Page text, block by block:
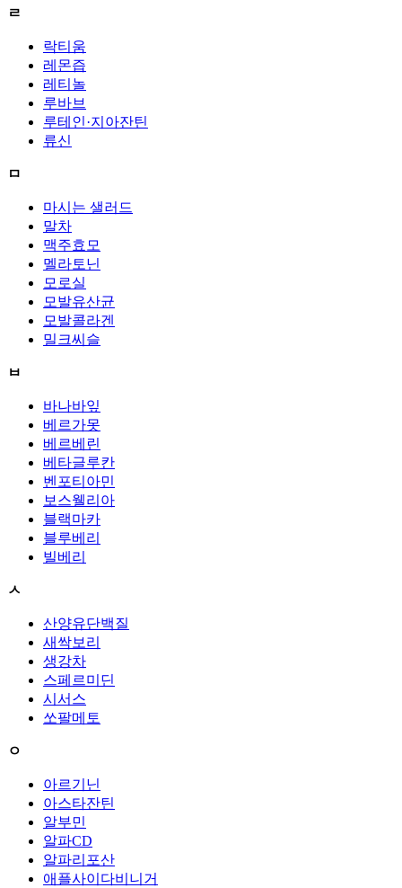
ㄹ
락티움
레몬즙
레티놀
루바브
루테인·지아잔틴
류신
ㅁ
마시는 샐러드
말차
맥주효모
멜라토닌
모로실
모발유산균
모발콜라겐
밀크씨슬
ㅂ
바나바잎
베르가못
베르베린
베타글루칸
벤포티아민
보스웰리아
블랙마카
블루베리
빌베리
ㅅ
산양유단백질
새싹보리
생강차
스페르미딘
시서스
쏘팔메토
ㅇ
아르기닌
아스타잔틴
알부민
알파CD
알파리포산
애플사이다비니거